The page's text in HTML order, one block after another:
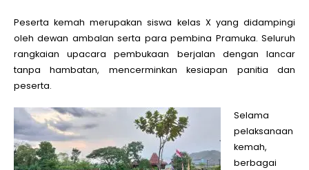
Peserta kemah merupakan siswa kelas X yang didampingi
oleh dewan ambalan serta para pembina Pramuka. Seluruh
rangkaian upacara pembukaan berjalan dengan lancar
tanpa hambatan, mencerminkan kesiapan panitia dan
peserta.
Selama
pelaksanaan
kemah,
berbagai